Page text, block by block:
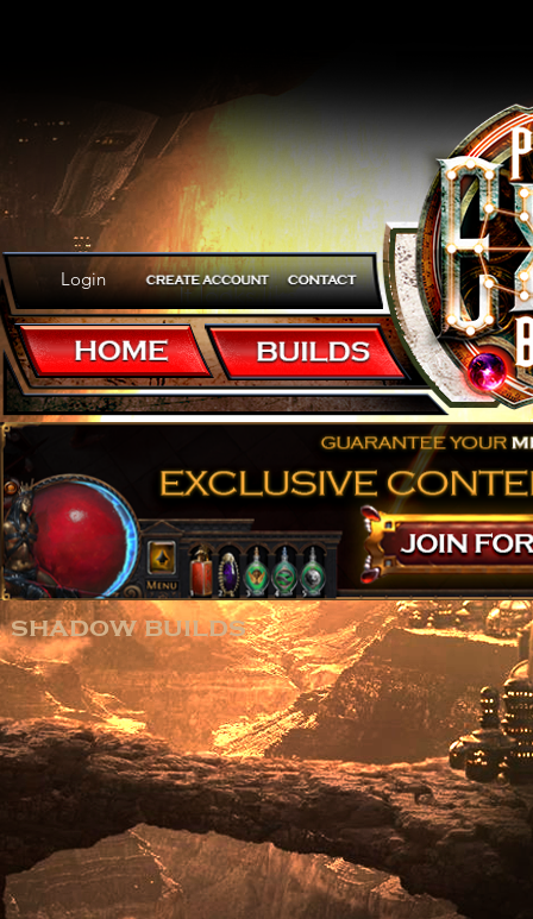
It looks like we do have a
Molten Colossus
shadow builds
Login